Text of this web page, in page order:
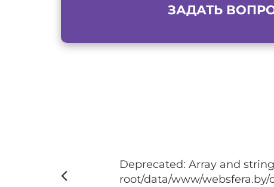
ЗАДАТЬ
Deprecated: Array and
root/data/www/